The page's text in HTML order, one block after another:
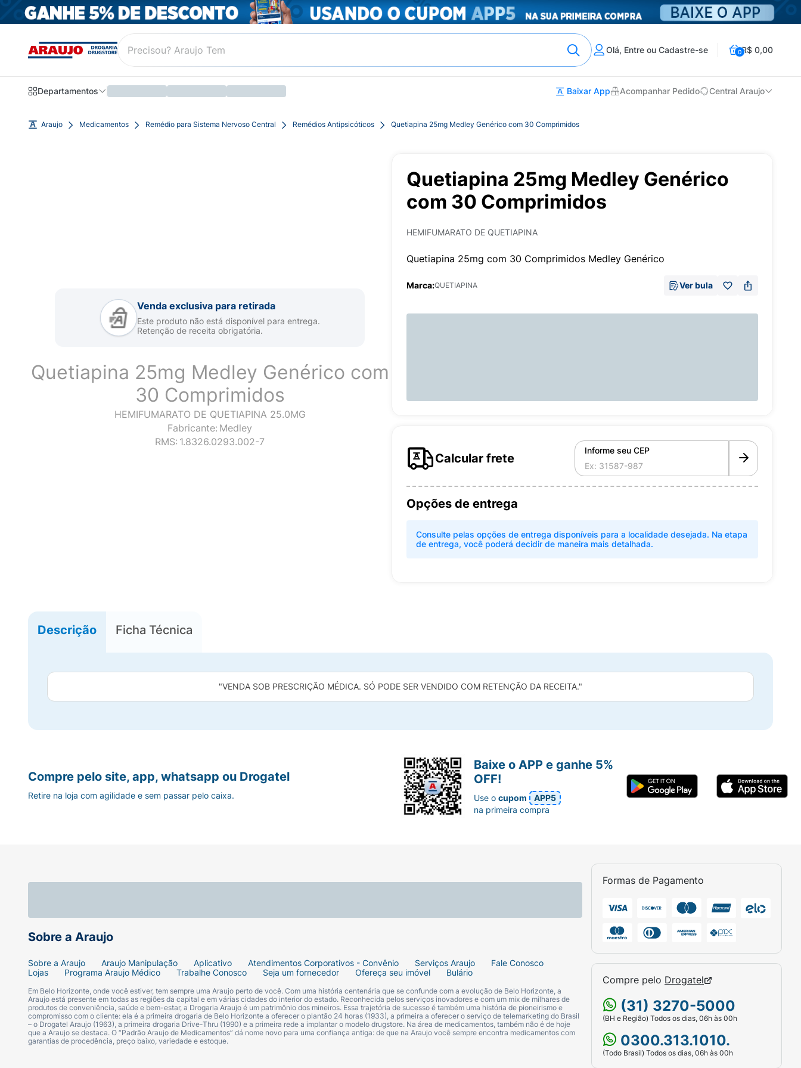
Olá, Entre ou Cadastre-se 0R$ 0,00
Departamentos Baixar App Acompanhar Pedido Central Araujo
Araujo Medicamentos Remédio para Sistema Nervoso Central Remédios Antipsicóticos Quetiapina 25mg Medley Genérico com 30 Comprimidos
Venda exclusiva para retirada
Este produto não está disponível para entrega.
Retenção de receita obrigatória.
Quetiapina 25mg Medley Genérico com
30 Comprimidos
HEMIFUMARATO DE QUETIAPINA 25.0MG
Fabricante: Medley
RMS: 1.8326.0293.002-7
Quetiapina 25mg Medley Genérico
com 30 Comprimidos
HEMIFUMARATO DE QUETIAPINA
Quetiapina 25mg com 30 Comprimidos Medley Genérico
Marca:QUETIAPINA Ver bula
Calcular frete
Informe seu CEP
Opções de entrega
Consulte pelas opções de entrega disponíveis para a localidade desejada. Na etapa
de entrega, você poderá decidir de maneira mais detalhada.
Descrição Ficha Técnica
"VENDA SOB PRESCRIÇÃO MÉDICA. SÓ PODE SER VENDIDO COM RETENÇÃO DA RECEITA."
Sobre a Araujo
Sobre a Araujo Araujo Manipulação Aplicativo Atendimentos Corporativos - Convênio Serviços Araujo
Fale Conosco
Lojas
Programa Araujo Médico Trabalhe Conosco Seja um fornecedor Ofereça seu imóvel Bulário
Em Belo Horizonte, onde você estiver, tem sempre uma Araujo perto de você. Com uma história centenária que se confunde com a evolução de Belo Horizonte, a
Araujo está presente em todas as regiões da capital e em várias cidades do interior do estado. Reconhecida pelos serviços inovadores e com um mix de milhares de
produtos de conveniência, saúde e bem-estar, a Drogaria Araujo é um patrimônio dos mineiros. Essa trajetória de sucesso é também uma história de pioneirismo e
compromisso com o cliente: ela é a primeira drogaria de Belo Horizonte a oferecer o plantão 24 horas (1933), a primeira a oferecer o serviço de telemarketing do Brasil
– o Drogatel Araujo (1963), a primeira drogaria Drive-Thru (1990) e a primeira rede a implantar o modelo drugstore. Na área de medicamentos, também não é de hoje
que a Araujo se destaca. O “Padrão Araujo de Medicamentos” dá nome novo para uma confiança antiga: de que na Araujo você sempre encontra medicamentos com
garantias de procedência, preço baixo, variedade e estoque.
Formas de Pagamento
Compre pelo Drogatel
(31) 3270-5000
(BH e Região) Todos os dias, 06h às 00h
0300.313.1010.
(Todo Brasil) Todos os dias, 06h às 00h
Compre pelo site, app, whatsapp ou Drogatel
Retire na loja com agilidade e sem passar pelo caixa.
Baixe o APP e ganhe 5%
OFF!
Use ocupom
APP5
na primeira compra